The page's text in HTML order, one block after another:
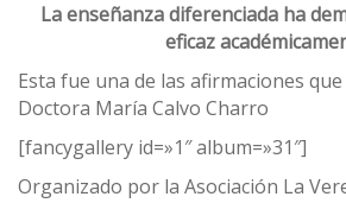
La enseñanza diferenciada ha
eficaz
Esta fue una de las afirmaciones
Doctora María Calvo Charro
[fancygallery id=»1″ album=»31″]
Organizado por la Asociación La